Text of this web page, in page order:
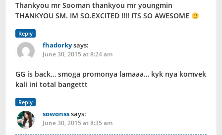
Thankyou mr Sooman thankyou mr youngmin
THANKYOU SM. IM SO.EXCITED !!!! ITS SO AWESOME
Reply
fhadorkysays:
June 30, 2015 at 8:24 am
GG is back… smoga promonya lamaaa… kyk nya komvek
kali ini total bangettt
Reply
sowonsssays:
June 30, 2015 at 8:35 am